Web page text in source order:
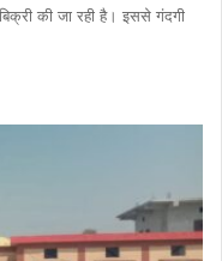
की जा रही है। इससे गंदगी